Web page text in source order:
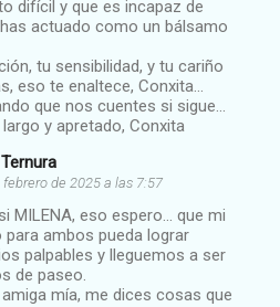
difícil y que es incapaz de
actuado como un bálsamo
tu sensibilidad, y tu cariño
eso te enaltece, Conxita...
que nos cuentes si sigue...
y apretado, Conxita
febrero de 2025 a las 7:57
MILENA, eso espero... que mi
para ambos pueda lograr
palpables y lleguemos a ser
de paseo.
mía, me dices cosas que